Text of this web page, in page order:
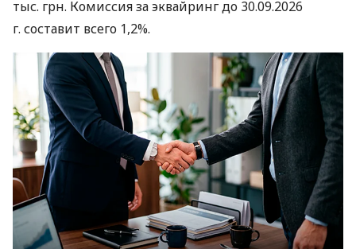
тыс. грн. Комиссия за эквайринг до 30.09.2026
г. составит всего 1,2%.